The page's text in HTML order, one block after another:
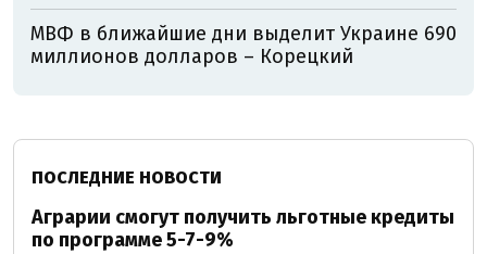
МВФ в ближайшие дни выделит Украине 690
миллионов долларов – Корецкий
ПОСЛЕДНИЕ НОВОСТИ
Аграрии смогут получить льготные кредиты
по программе 5-7-9%